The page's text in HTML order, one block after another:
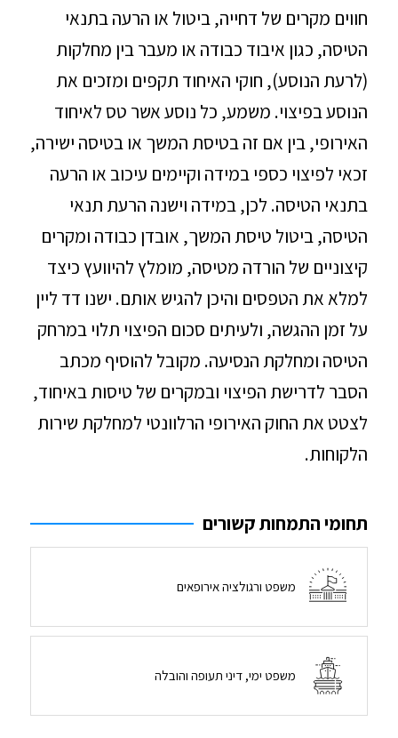
חווים מקרים של דחייה, ביטול או הרעה בתנאי
הטיסה, כגון איבוד כבודה או מעבר בין מחלקות
(לרעת הנוסע), חוקי האיחוד תקפים ומזכים את
הנוסע בפיצוי. משמע, כל נוסע אשר טס לאיחוד
האירופי, בין אם זה בטיסת המשך או בטיסה ישירה,
זכאי לפיצוי כספי במידה וקיימים עיכוב או הרעה
בתנאי הטיסה. לכן, במידה וישנה הרעת תנאי
הטיסה, ביטול טיסת המשך, אובדן כבודה ומקרים
קיצוניים של הורדה מטיסה, מומלץ להיוועץ כיצד
למלא את הטפסים והיכן להגיש אותם. ישנו דד ליין
על זמן ההגשה, ולעיתים סכום הפיצוי תלוי במרחק
הטיסה ומחלקת הנסיעה. מקובל להוסיף מכתב
הסבר לדרישת הפיצוי ובמקרים של טיסות באיחוד,
לצטט את החוק האירופי הרלוונטי למחלקת שירות
הלקוחות.
תחומי התמחות קשורים
משפט ורגולציה אירופאים
משפט ימי, דיני תעופה והובלה